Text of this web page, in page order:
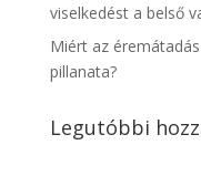
viselkedést a belső
Miért az
pillanata?
Legutóbbi